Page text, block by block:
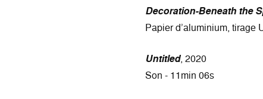
Decoration-Beneath the
Papier d’aluminium, tirage
Untitled, 2020
Son - 11min 06s